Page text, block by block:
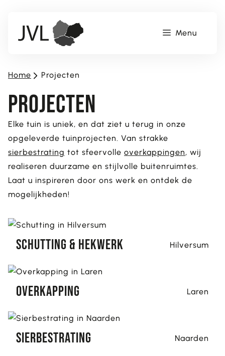
Menu
Home > Projecten
Projecten
Elke tuin is uniek, en dat ziet u terug in onze
opgeleverde tuinprojecten. Van strakke
sierbestrating tot sfeervolle overkappingen, wij
realiseren duurzame en stijlvolle buitenruimtes.
Laat u inspireren door ons werk en ontdek de
mogelijkheden!
Schutting & hekwerk Hilversum
Overkapping Laren
Sierbestrating Naarden